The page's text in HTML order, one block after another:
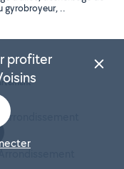
gyrobroyeur, ..
profiter